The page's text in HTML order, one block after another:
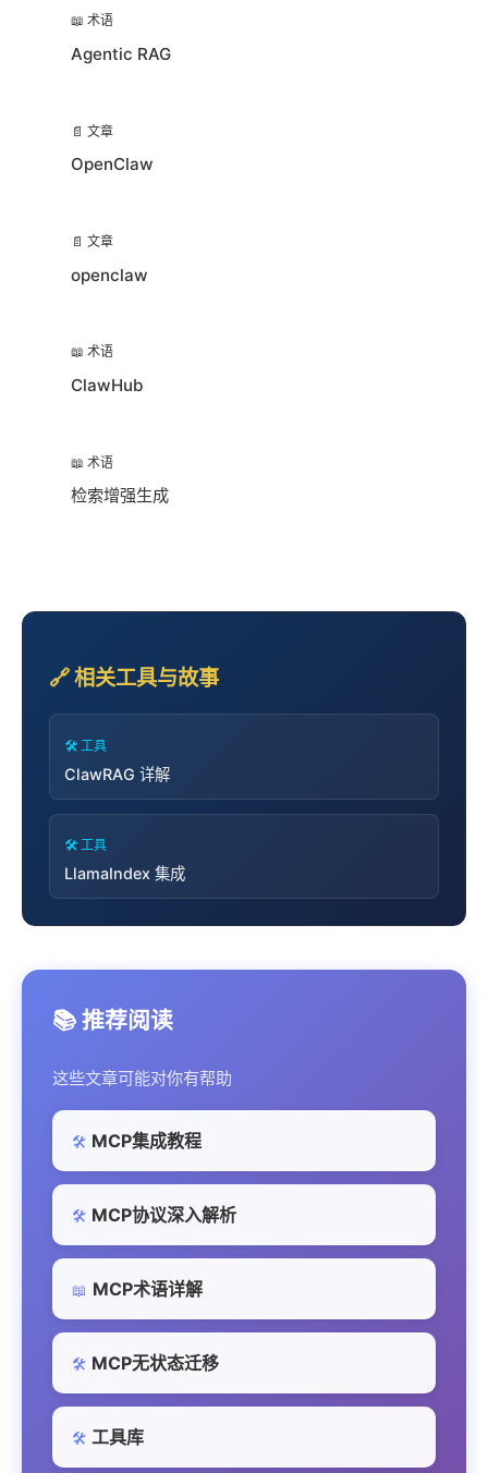
📖 术语
Agentic RAG
📄 文章
OpenClaw
📄 文章
openclaw
📖 术语
ClawHub
📖 术语
检索增强生成
🔗 相关工具与故事
🛠️ 工具
ClawRAG 详解
🛠️ 工具
LlamaIndex 集成
📚 推荐阅读
这些文章可能对你有帮助
🛠️ MCP集成教程
🛠️ MCP协议深入解析
📖 MCP术语详解
🛠️ MCP无状态迁移
🛠️ 工具库